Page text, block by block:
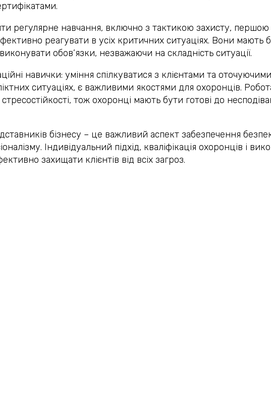
регулярне навчання, включно з тактикою захисту,
реагувати в усіх критичних ситуаціях. Вони мають
обов’язки, незважаючи на складність ситуації.
навички: уміння спілкуватися з клієнтами та
ситуаціях, є важливими якостями для охоронців.
тож охоронці мають бути готові до
бізнесу – це важливий аспект забезпечення
Індивідуальний підхід, кваліфікація охоронців і
захищати клієнтів від всіх загроз.